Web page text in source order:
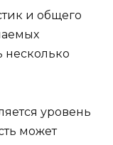
и общего
несколько
уровень
может